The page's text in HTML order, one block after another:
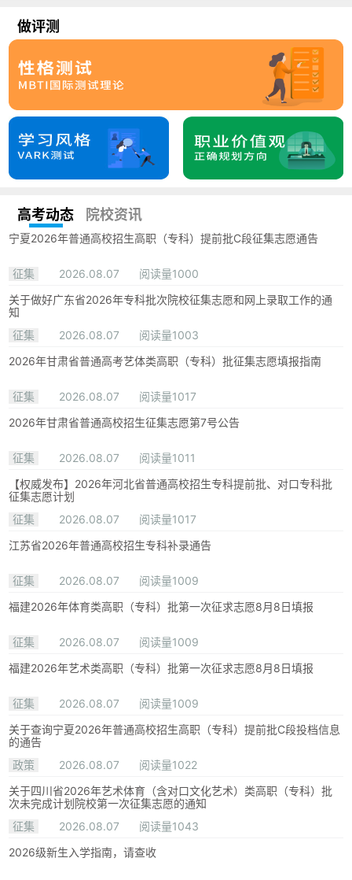
做评测
高考动态 院校资讯
宁夏2026年普通高校招生高职（专科）提前批C段征集志愿通告
征集 2026.08.07
阅读量1000
关于做好广东省2026年专科批次院校征集志愿和网上录取工作的通
知
征集
2026.08.07
阅读量1003
2026年甘肃省普通高考艺体类高职（专科）批征集志愿填报指南
征集 2026.08.07
阅读量1017
2026年甘肃省普通高校招生征集志愿第7号公告
征集 2026.08.07
阅读量1011
【权威发布】2026年河北省普通高校招生专科提前批、对口专科批
征集志愿计划
征集
2026.08.07
阅读量1017
江苏省2026年普通高校招生专科补录通告
征集 2026.08.07
阅读量1009
福建2026年体育类高职（专科）批第一次征求志愿8月8日填报
征集 2026.08.07
阅读量1009
福建2026年艺术类高职（专科）批第一次征求志愿8月8日填报
征集 2026.08.07
阅读量1009
关于查询宁夏2026年普通高校招生高职（专科）提前批C段投档信息
的通告
政策
2026.08.07
阅读量1022
关于四川省2026年艺术体育（含对口文化艺术）类高职（专科）批
次未完成计划院校第一次征集志愿的通知
征集
2026.08.07
阅读量1043
2026级新生入学指南，请查收